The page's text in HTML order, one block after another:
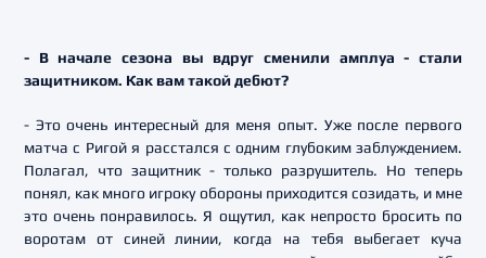
- В начале сезона вы вдруг сменили амплуа - стали
защитником. Как вам такой дебют?
- Это очень интересный для меня опыт. Уже после первого
матча с Ригой я расстался с одним глубоким заблуждением.
Полагал, что защитник - только разрушитель. Но теперь
понял, как много игроку обороны приходится созидать, и мне
это очень понравилось. Я ощутил, как непросто бросить по
воротам от синей линии, когда на тебя выбегает куча